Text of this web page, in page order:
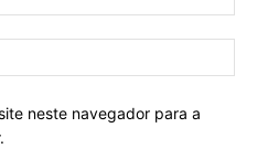
neste navegador para a